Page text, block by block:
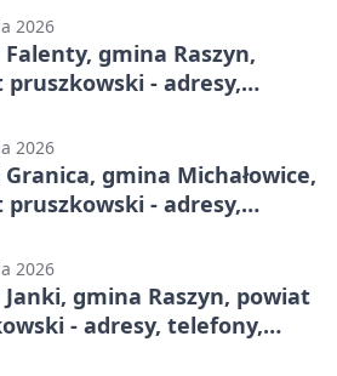
2026
gmina Raszyn,
pruszkowski - adresy,
2026
gmina Michałowice,
pruszkowski - adresy,
2026
gmina Raszyn, powiat
- adresy, telefony,